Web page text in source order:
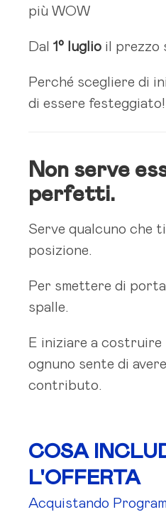
più WOW
Dal 1° luglio il prezzo
Perché scegliere di
di essere festeggiato!
Non serve
perfetti.
Serve qualcuno che
posizione.
Per smettere di
spalle.
E iniziare a costruire
ognuno sente di
contributo.
COSA
L'OFFERTA
Acquistando